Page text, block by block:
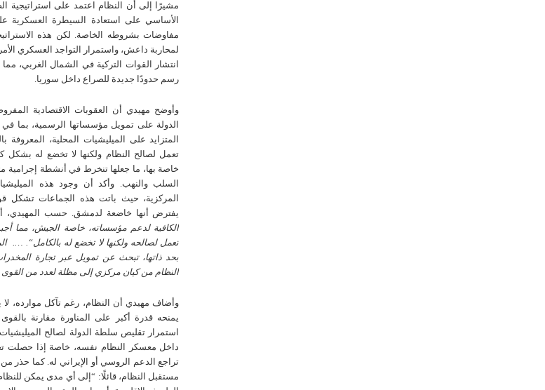
الأساسي على استعادة السيطرة العسكرية
مفاوضات بشروطه الخاصة. لكن هذه
لمحاربة داعش، واستمرار التواجد العسكري
رسم حدودًا جديدة للصراع داخل سوريا.
وأوضح مهيدي أن العقوبات الاقتصادية
الدولة على تمويل مؤسساتها الرسمية، بما
المتزايد على الميليشيات المحلية، المعروفة
تعمل لصالح النظام ولكنها لا تخضع له
خاصة بها، ما جعلها تنخرط في أنشطة إجرامية
السلب والنهب. وأكد أن وجود هذه
المركزية، حيث باتت هذه الجماعات تشكل
يفترض أنها خاضعة لدمشق. حسب المهیدي،
الكافية لدعم مؤسساته، خاصة الجيش، مما
تعمل لصالحه ولكنها لا تخضع له بالكامل“.
….
بحد ذاتها، تبحث عن تمويل عبر تجارة
النظام من كيان مركزي إلى مظلة لعدد من القوى
وأضاف مهيدي أن النظام، رغم تآكل موارده، لا
يمنحه قدرة أكبر على المناورة مقارنة
استمرار تقليص سلطة الدولة لصالح
داخل معسكر النظام نفسه، خاصة إذا حصلت
تراجع الدعم الروسي أو الإيراني له. كما حذر
مستقبل النظام، قائلًا: “إلى أي مدى يمكن